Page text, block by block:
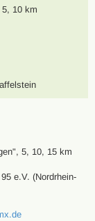
5, 10 km
, 5, 10, 15 km
e.V. (Nordrhein-